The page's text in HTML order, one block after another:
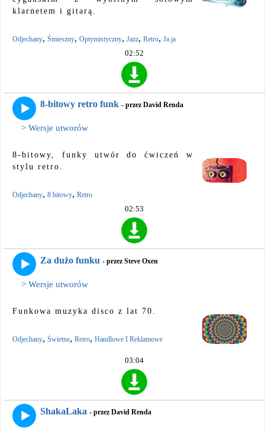
klarnetem i gitarą.
Odjechany, Śmieszny, Optymistyczny, Jazz, Retro, Ja ja
02:52
8-bitowy retro funk - przez David Renda
> Wersje utworów
8-bitowy, funky utwór do ćwiczeń w
stylu retro.
Odjechany, 8 bitowy, Retro
02:53
Za dużo funku - przez Steve Oxen
> Wersje utworów
Funkowa muzyka disco z lat 70.
Odjechany, Świetne, Retro, Handlowe I Reklamowe
03:04
ShakaLaka - przez David Renda